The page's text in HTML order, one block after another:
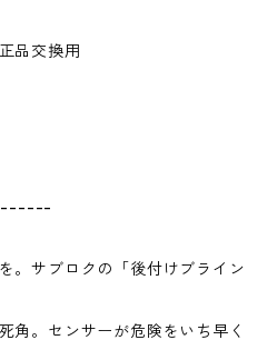
品交換用
。サブロクの「後付けブライン
角。センサーが危険をいち早く